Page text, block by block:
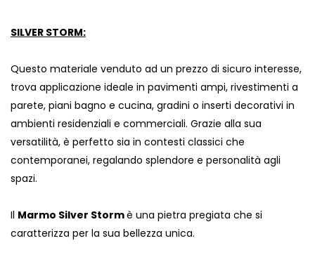
SILVER STORM:
Questo materiale venduto ad un prezzo di sicuro interesse,
trova applicazione ideale in pavimenti ampi, rivestimenti a
parete, piani bagno e cucina, gradini o inserti decorativi in
ambienti residenziali e commerciali. Grazie alla sua
versatilità, è perfetto sia in contesti classici che
contemporanei, regalando splendore e personalità agli
spazi.
Il Marmo Silver Stormè una pietra pregiata che si
caratterizza per la sua bellezza unica.